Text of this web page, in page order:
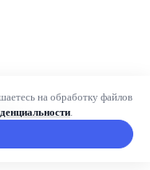
на обработку файлов
.